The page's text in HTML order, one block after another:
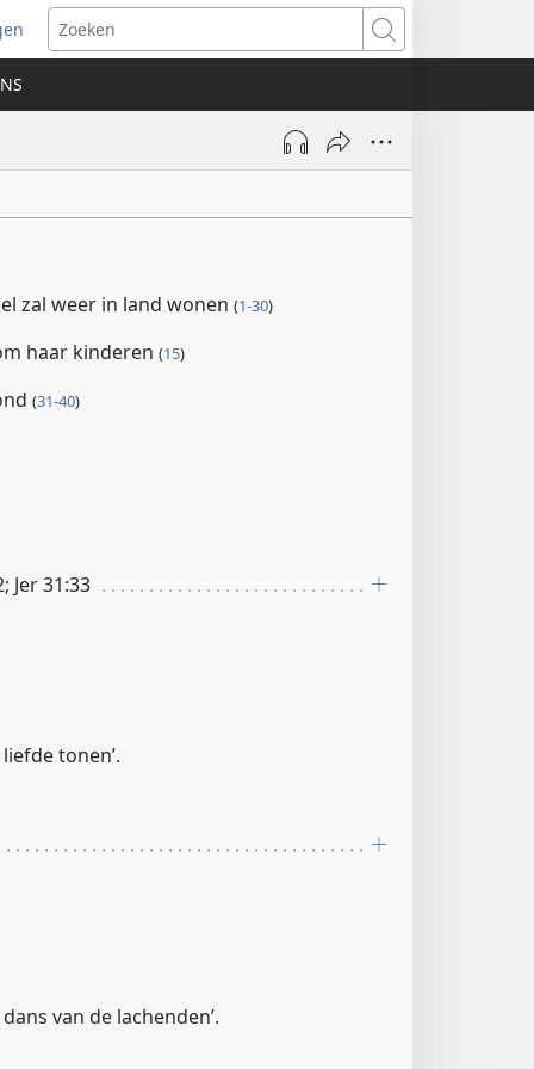
Zoeken
zal weer in land wonen (1-30)
haar kinderen (15)
(31-40)
Jer 31:33
tonen’.
van de lachenden’.